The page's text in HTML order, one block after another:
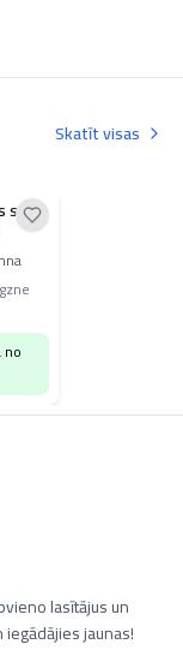
Skatīt visas
salas
no
lasītājus un
jaunas!